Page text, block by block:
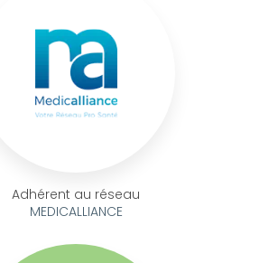
Adhérent au réseau
MEDICALLIANCE